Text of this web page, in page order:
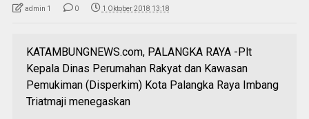
admin 1 0 1 Oktober 2018 13:18
KATAMBUNGNEWS.com, PALANGKA RAYA -Plt
Kepala Dinas Perumahan Rakyat dan Kawasan
Pemukiman (Disperkim) Kota Palangka Raya Imbang
Triatmaji menegaskan